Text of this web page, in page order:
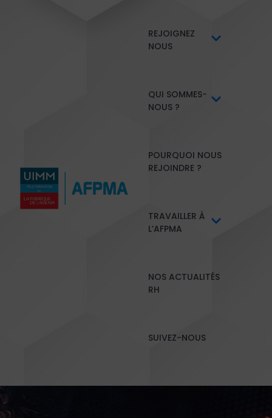
REJOIGNEZ
NOUS
QUI SOMMES-
NOUS ?
POURQUOI NOUS
REJOINDRE ?
TRAVAILLER À
L’AFPMA
NOS ACTUALITÉS
RH
SUIVEZ-NOUS